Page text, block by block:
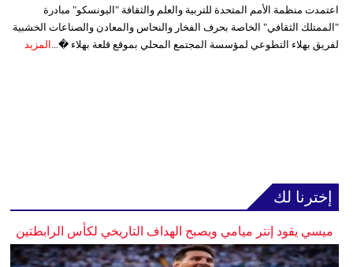
اعتمدت منظمة الأمم المتحدة للتربية والعلم والثقافة "اليونسكو" مبادرة
"الممتلك الثقافي" الخاصة بحرف الفخار والنحاس والمعادن والصناعات الخشبية
لفريق بهلاء التطوعي لمؤسسة المجتمع المحلي بموقع قلعة بهلاء �... المزيد
إخترنا لك
ميسي يقود إنتر ميامي ويصبح الهداف التاريخي لكأس الرابطتين